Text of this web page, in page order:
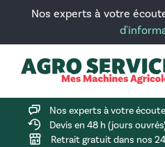
Nos experts à votre
Nos experts à votre
Devis en 48 h (jours
Retrait gratuit dans nos